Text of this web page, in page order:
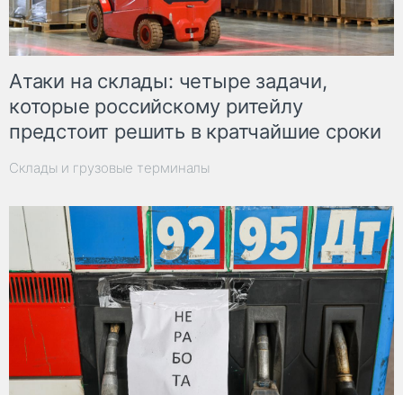
Атаки на склады: четыре задачи,
которые российскому ритейлу
предстоит решить в кратчайшие сроки
Склады и грузовые терминалы